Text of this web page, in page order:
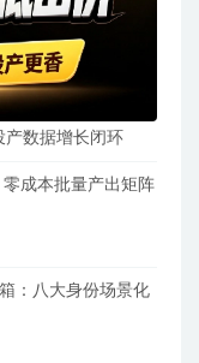
产数据增长闭环
成本批量产出矩阵
：八大身份场景化